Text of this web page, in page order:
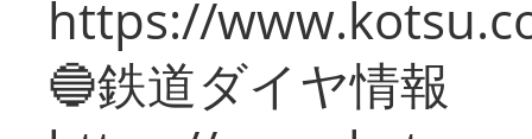
https://
🔵鉄道ダイヤ情報